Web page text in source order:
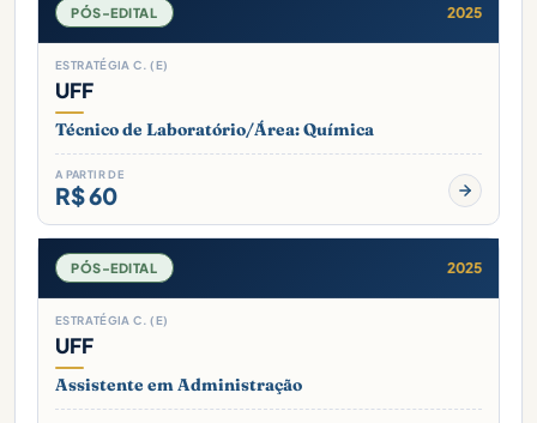
PÓS-EDITAL 2025
ESTRATÉGIA C. (E)
UFF
Técnico de Laboratório/Área: Química
A PARTIR DE
R$ 60
PÓS-EDITAL 2025
ESTRATÉGIA C. (E)
UFF
Assistente em Administração